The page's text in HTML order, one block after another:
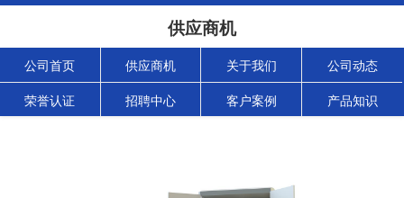
供应商机
公司首页 供应商机 关于我们 公司动态
荣誉认证 招聘中心 客户案例 产品知识